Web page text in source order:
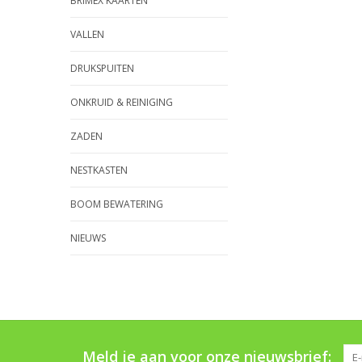
VALLEN
DRUKSPUITEN
ONKRUID & REINIGING
ZADEN
NESTKASTEN
BOOM BEWATERING
NIEUWS
Meld je aan voor onze nieuwsbrief: